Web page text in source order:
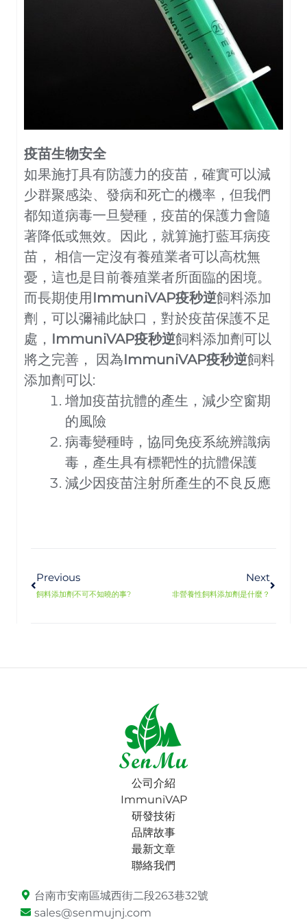
疫苗生物安全
如果施打具有防護力的疫苗，確實可以減
少群聚感染、發病和死亡的機率，但我們
都知道病毒一旦變種，疫苗的保護力會隨
著降低或無效。因此，就算施打藍耳病疫
苗， 相信一定沒有養殖業者可以高枕無
憂，這也是目前養殖業者所面臨的困境。
而長期使用 ImmuniVAP疫秒逆飼料添加
劑，可以彌補此缺口，對於疫苗保護不足
處， ImmuniVAP疫秒逆飼料添加劑可以
將之完善， 因為ImmuniVAP疫秒逆飼料
添加劑可以:
增加疫苗抗體的產生，減少空窗期
的風險
病毒變種時，協同免疫系統辨識病
毒，產生具有標靶性的抗體保護
減少因疫苗注射所產生的不良反應
Previous
飼料添加劑不可不知曉的事?
Next
非營養性飼料添加劑是什麼？
公司介紹
ImmuniVAP
研發技術
品牌故事
最新文章
聯絡我們
台南市安南區城西街二段263巷32號
sales@senmujnj.com